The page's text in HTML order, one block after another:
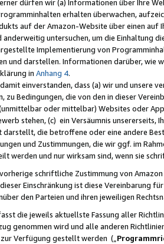
dürfen wir (a) Informationen über Ihre
erhalten überwachen,
auf der Amazon-Website über einen
anderweitig untersuchen, um die Einhaltung
Implementierung von
und darstellen. Informationen darüber, wie
in Anhang 4.
einverstanden, dass (a) wir und
zu Bedingungen, die von den in dieser
oder mittelbar) Websites oder
stehen, (c) ein Versäumnis unsererseits,
darstellt, die betroffene oder eine andere
und Zustimmungen, die wir ggf. im
werden und nur wirksam sind, wenn sie
schriftliche Zustimmung von
Einschränkung ist diese Vereinbarung
den Parteien und ihren jeweiligen
die jeweils aktuellste Fassung aller
genommen wird und alle anderen
Verfügung gestellt werden („